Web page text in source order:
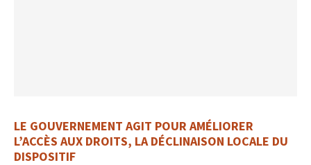
LE GOUVERNEMENT AGIT POUR AMÉLIORER
L’ACCÈS AUX DROITS, LA DÉCLINAISON LOCALE DU
DISPOSITIF